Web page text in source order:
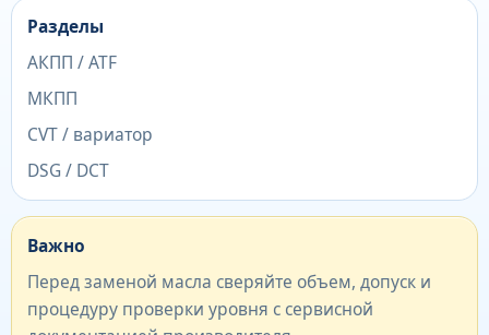
Разделы
АКПП / ATF
МКПП
CVT / вариатор
DSG / DCT
Важно
Перед заменой масла сверяйте объем, допуск и
процедуру проверки уровня с сервисной